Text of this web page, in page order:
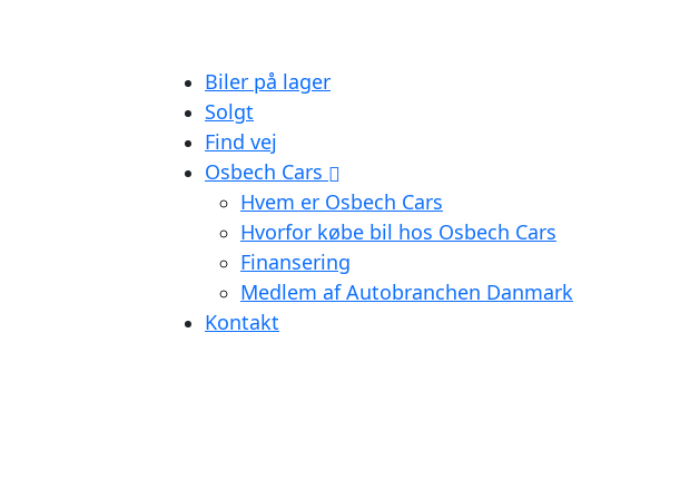
Biler på lager
Solgt
Find vej
Osbech Cars
Hvem er Osbech Cars
Hvorfor købe bil hos Osbech Cars
Finansering
Medlem af Autobranchen Danmark
Kontakt